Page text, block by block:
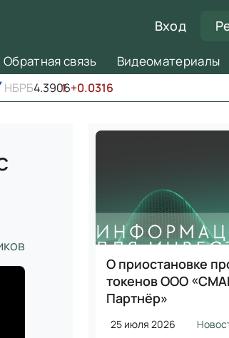
Вход
Обратная связь Видеоматериалы
НБРБ4.3906
↑ +0.0316
О приостановке
токенов ООО
Партнёр»
25 июля 2026